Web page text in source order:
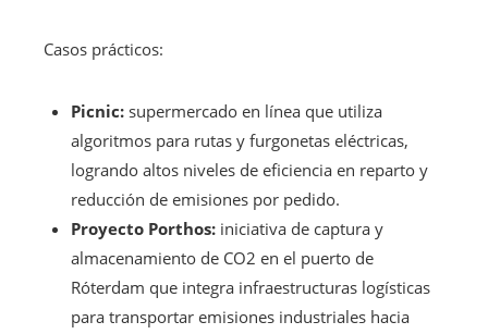
Casos prácticos:
Picnic: supermercado en línea que utiliza
algoritmos para rutas y furgonetas eléctricas,
logrando altos niveles de eficiencia en reparto y
reducción de emisiones por pedido.
Proyecto Porthos: iniciativa de captura y
almacenamiento de CO2 en el puerto de
Róterdam que integra infraestructuras logísticas
para transportar emisiones industriales hacia